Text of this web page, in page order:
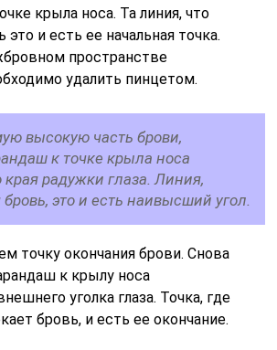
крыла носа. Та линия, что
это и есть ее начальная точка.
пространстве
удалить пинцетом.
высокую часть брови,
к точке крыла носа
края радужки глаза. Линия,
это и есть наивысший угол.
точку окончания брови. Снова
к крылу носа
уголка глаза. Точка, где
бровь, и есть ее окончание.